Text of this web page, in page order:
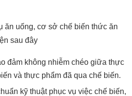
ăn uống, cơ sở chế biến thức ăn
sau đây
đảm không nhiễm chéo giữa thực
và thực phẩm đã qua chế biến.
kỹ thuật phục vụ việc chế biến,